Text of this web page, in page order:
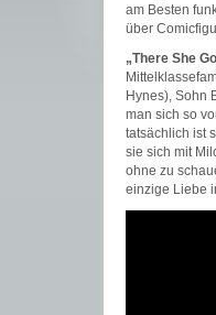
am Besten
über
„There She
Hynes), Sohn
man sich so
tatsächlich ist
sie sich mit
ohne zu
einzige Liebe